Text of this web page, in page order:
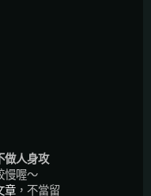
做人身攻
慢喔～
章 ，不當留